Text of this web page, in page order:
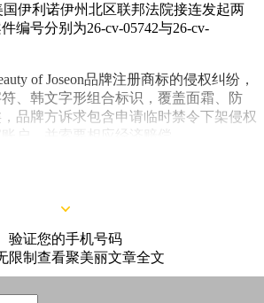
伊利诺伊州北区联邦法院接连发起两
编号分别为26-cv-05742与26-cv-
of Joseon品牌注册商标的侵权纠纷，
、韩文字形组合标识，覆盖面霜、防
品牌方诉求包含申请临时禁令下架侵权
户，并索要相应经济赔偿。
验证您的手机号码
限制查看聚美丽文章全文